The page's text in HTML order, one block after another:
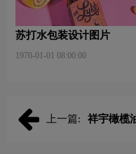
苏打水包装设计图片
1970-01-01 08:00:00
上一篇: 祥宇橄榄